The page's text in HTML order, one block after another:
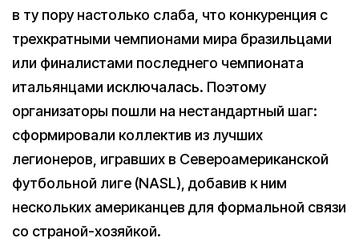
в ту пору настолько слаба, что конкуренция с
трехкратными чемпионами мира бразильцами
или финалистами последнего чемпионата
итальянцами исключалась. Поэтому
организаторы пошли на нестандартный шаг:
сформировали коллектив из лучших
легионеров, игравших в Североамериканской
футбольной лиге (NASL), добавив к ним
нескольких американцев для формальной связи
со страной-хозяйкой.